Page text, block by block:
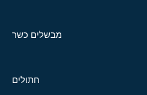
מבשלים כשר
חתולים